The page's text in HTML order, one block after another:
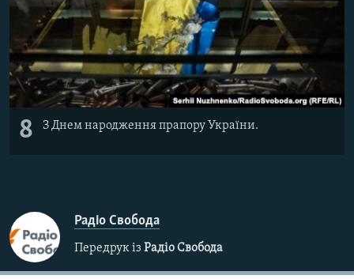
8 З Днем народження прапору України.
Радіо Свобода
Передрук із Радіо Свобода